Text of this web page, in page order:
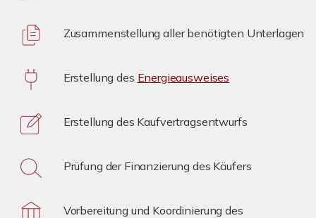
Zusammenstellung aller benötigten Unterlagen
Erstellung des Energieausweises
Erstellung des Kaufvertragsentwurfs
Prüfung der Finanzierung des Käufers
Vorbereitung und Koordinierung des